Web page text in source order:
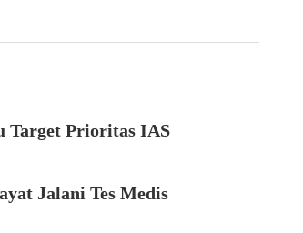
Target Prioritas IAS
Jalani Tes Medis